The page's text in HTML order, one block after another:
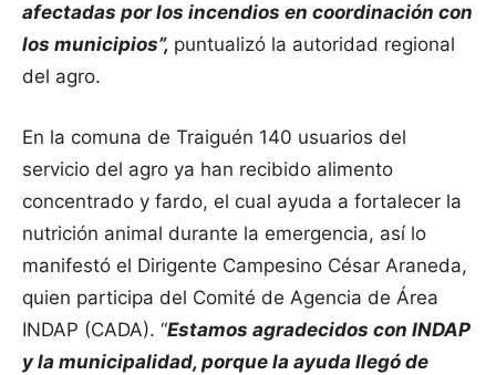
afectadas por los incendios en coordinación con
los municipios”, puntualizó la autoridad regional
del agro.
En la comuna de Traiguén 140 usuarios del
servicio del agro ya han recibido alimento
concentrado y fardo, el cual ayuda a fortalecer la
nutrición animal durante la emergencia, así lo
manifestó el Dirigente Campesino César Araneda,
quien participa del Comité de Agencia de Área
INDAP (CADA). “Estamos agradecidos con INDAP
y la municipalidad, porque la ayuda llegó de